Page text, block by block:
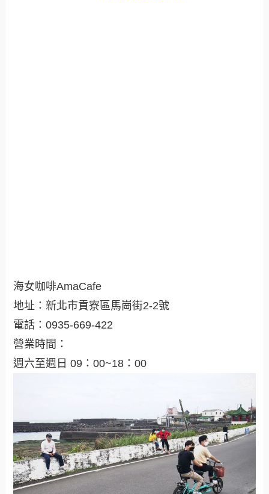
海女咖啡AmaCafe
地址：新北市貢寮區馬崗街2-2號
電話：0935-669-422
營業時間：
週六至週日 09：00~18：00